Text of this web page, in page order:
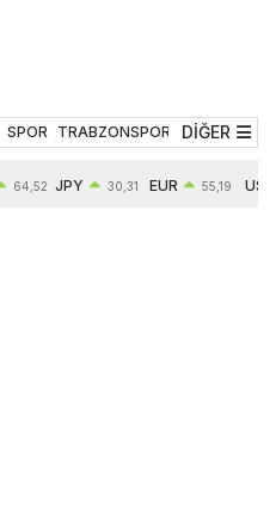
SPOR TRABZONSPOR TEKNOLOJİ
DİĞER
64,52 JPY 30,31 EUR 55,19 USD